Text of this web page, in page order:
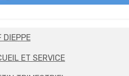
DIEPPE
ET SERVICE